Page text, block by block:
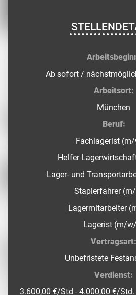
Ab sofort /
Arbeitsort:
München
Beruf:
Fachlagerist
Helfer
Lager- und
Staplerfahrer
Lagermitarbeiter
Lagerist (m/
Vertragsart:
Unbefristete
Verdienst:
3.600,00 €/Std - 4.000,00 €/